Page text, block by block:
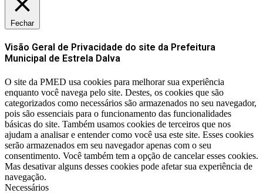
Fechar
Visão Geral de Privacidade do site da Prefeitura
Municipal de Estrela Dalva
O site da PMED usa cookies para melhorar sua experiência
enquanto você navega pelo site. Destes, os cookies que são
categorizados como necessários são armazenados no seu navegador,
pois são essenciais para o funcionamento das funcionalidades
básicas do site. Também usamos cookies de terceiros que nos
ajudam a analisar e entender como você usa este site. Esses cookies
serão armazenados em seu navegador apenas com o seu
consentimento. Você também tem a opção de cancelar esses cookies.
Mas desativar alguns desses cookies pode afetar sua experiência de
navegação.
Necessários